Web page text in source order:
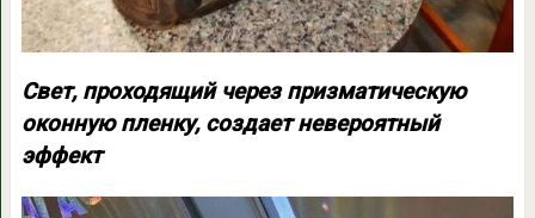
Свет, проходящий через призматическую
оконную пленку, создает невероятный
эффект